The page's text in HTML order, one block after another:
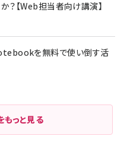
？【Web担当者向け講演】
を無料で使い倒す活
もっと見る